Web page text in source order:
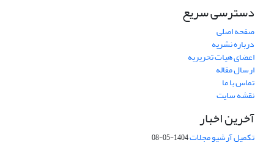
دسترسی سریع
صفحه اصلی
درباره نشریه
اعضای هیات تحریریه
ارسال مقاله
تماس با ما
نقشه سایت
آخرین اخبار
تکمیل آرشیو مجلات1404-05-08